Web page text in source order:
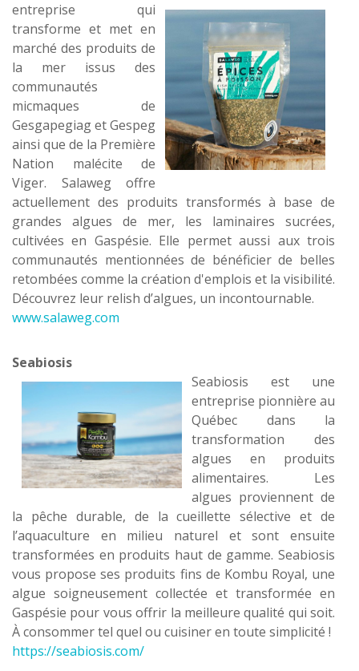
entreprise qui
transforme et met en
marché des produits de
la mer issus des
communautés
micmaques de
Gesgapegiag et Gespeg
ainsi que de la Première
Nation malécite de
Viger. Salaweg offre
actuellement des produits transformés à base de
grandes algues de mer, les laminaires sucrées,
cultivées en Gaspésie. Elle permet aussi aux trois
communautés mentionnées de bénéficier de belles
retombées comme la création d'emplois et la visibilité.
Découvrez leur relish d’algues, un incontournable.
www.salaweg.com
Seabiosis
Seabiosis est une
entreprise pionnière au
Québec dans la
transformation des
algues en produits
alimentaires. Les
algues proviennent de
la pêche durable, de la cueillette sélective et de
l’aquaculture en milieu naturel et sont ensuite
transformées en produits haut de gamme. Seabiosis
vous propose ses produits fins de Kombu Royal, une
algue soigneusement collectée et transformée en
Gaspésie pour vous offrir la meilleure qualité qui soit.
À consommer tel quel ou cuisiner en toute simplicité !
https://seabiosis.com/